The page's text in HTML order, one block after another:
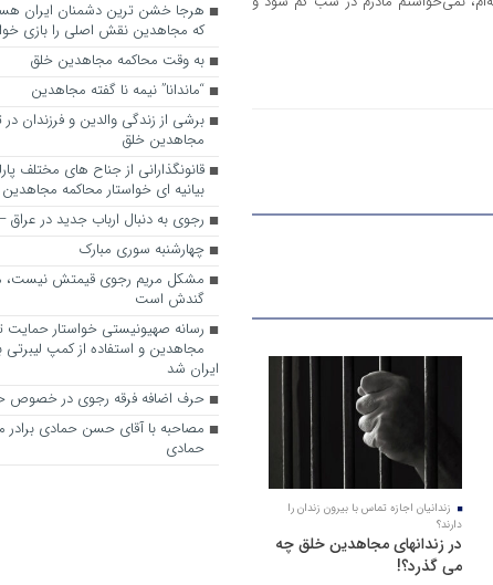
زندانیان اجازه تماس با بیرون زندان را
دارند؟
در زندانهای مجاهدین خلق چه
می گذرد؟!
که مجاهدین نقش اصلی را بازی
به وقت محاکمه مجاهدین خلق
“ماندانا” نیمه نا گفته مجاهدین
برشی از زندگی والدین و فرزندان
مجاهدین خلق
قانونگذارانی از جناح های مختلف
بیانیه ای خواستار محاکمه مجاهدین
رجوی به دنبال ارباب جدید در
چهارشنبه سوری مبارک
مشکل مریم رجوی قیمتش
گندش است
رسانه صهیونیستی خواستار حمایت
مجاهدین و استفاده از کمپ لیبرتی
ایران شد
حرف اضافه فرقه رجوی در خصوص
مصاحبه با آقای حسن حمادی
حمادی